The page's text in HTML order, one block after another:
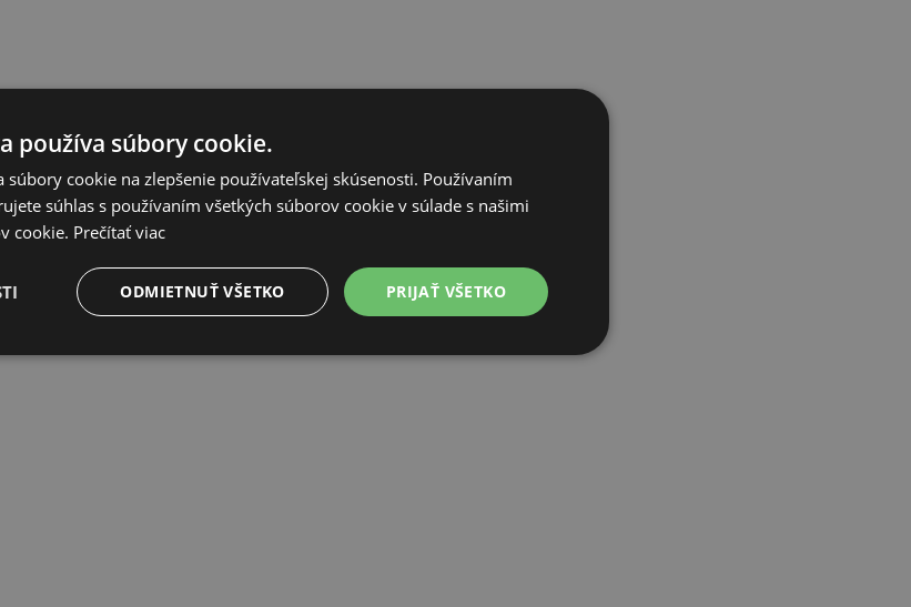
používa súbory cookie.
cookie na zlepšenie používateľskej skúsenosti. Používaním
súhlas s používaním všetkých súborov cookie v súlade s našimi
cookie. Prečítať viac
PRIJAŤ VŠETKO
ODMIETNUŤ VŠETKO